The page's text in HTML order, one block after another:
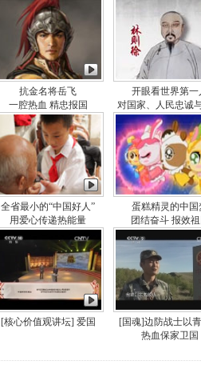
抗金名将岳飞
一腔热血 精忠报国
开眼看世界第一
对国家、人民忠诚
全省最小的“中国好人”
用爱心传递热能量
蛋糕精灵的中国
团结奋斗 报效
[核心价值观讲坛] 爱国
[国魂]边防战士以
热血保家卫国